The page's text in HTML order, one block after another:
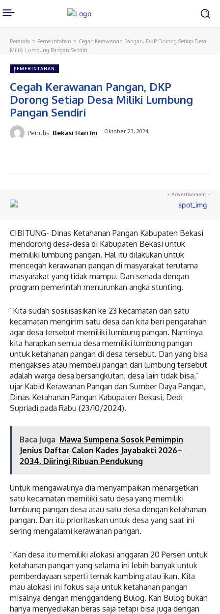
Beranda Pemerintahan
Cegah Kerawanan Pangan, DKP Dorong Setiap Desa
Miliki Lumbung Pangan Sendiri
PEMERINTAHAN
Cegah Kerawanan Pangan, DKP
Dorong Setiap Desa Miliki Lumbung
Pangan Sendiri
Penulis: Bekasi Hari Ini Oktober 23, 2024
- Advertisement -
CIBITUNG- Dinas Ketahanan Pangan Kabupaten Bekasi
mendorong desa-desa di Kabupaten Bekasi untuk
memiliki lumbung pangan. Hal itu dilakukan untuk
mencegah kerawanan pangan di masyarakat terutama
masyarakat yang tidak mampu. Dan senada dengan
program pemerintah menurunkan angka stunting.
“Kita sudah sosilisasikan ke 23 kecamatan dan satu
kecamatan mengirim satu desa dan kita beri pengarahan
agar desa tersebut memiliki lumbung pangan. Nantinya
kita harapkan semua desa memiliki lumbung pangan
untuk ketahanan pangan di desa tersebut. Dan yang bisa
mengakses atau membeli pangan dari lumbung tersebut
adalah warga desa bersangkutan, desa lain tidak bisa,”
ujar Kabid Kerawanan Pangan dan Sumber Daya Pangan,
Dinas Ketahanan Pangan Kabupaten Bekasi, Dedi
Supriadi pada Rabu (23/10/2024).
Baca Juga Mawa Sumpena Sosok Pemimpin
Jenius Daftar Calon Kades Jayabakti 2026–
2034, Diiringi Ribuan Pendukung
Untuk mengawalinya dia menyampaikan menargetkan
satu kecamatan memiliki satu desa yang memiliki
lumbung pangan desa atau satu desa dengan ketahanan
pangan. Dan itu prioritaskan untuk desa yang saat ini
sering mengalami kerawanan pangan.
“Kan desa itu memiliki alokasi anggaran 20 Persen untuk
ketahanan pangan yang selama ini lebih banyak untuk
pemberdayaan seperti ternak kambing atau ikan. Kita
mau alokasi ini fokus saja untuk ketahanan pangan
misalnya dengan menggandeng Bulog. Kan Bulog bukan
hanya menyediakan beras saja tetapi bisa juga dengan